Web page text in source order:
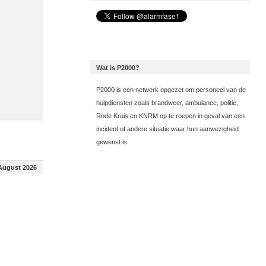
2026
Wat is P2000?
P2000 is een netwerk opgezet om personeel van de
hulpdiensten zoals brandweer, ambulance, politie,
Rode Kruis en KNRM op te roepen in geval van een
incident of andere situatie waar hun aanwezigheid
gewenst is.